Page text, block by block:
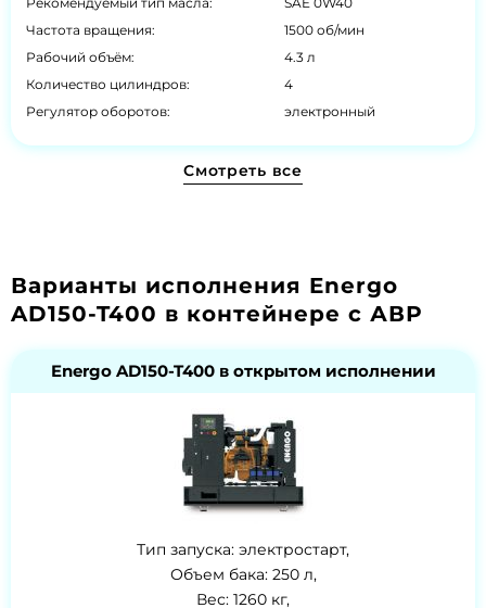
Частота вращения:
1500 об/мин
Рабочий объём:
4.3 л
Количество цилиндров:
4
Регулятор оборотов:
электронный
Смотреть все
Варианты исполнения Energo
AD150-T400 в контейнере с АВР
Energo AD150-T400 в открытом исполнении
Тип запуска: электростарт,
Объем бака: 250 л,
Вес: 1260 кг,